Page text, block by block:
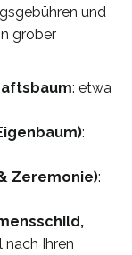
und
grober
: etwa
:
Zeremonie):
nach Ihren